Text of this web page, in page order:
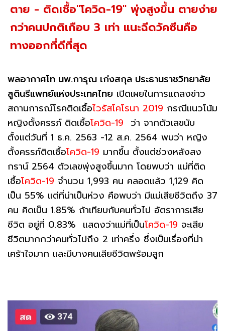
ตาย - ติดเชื้อ"โควิด-19" พุ่งสูงขึ้น ตายง่าย
กว่าคนปกติเกือบ 3 เท่า แนะฉีดวัคซีนคือ
ทางออกที่ดีที่สุด
พลอากาศโท นพ.การุณ เก่งสกุล ประธานราชวิทยาลัย
สูตินรีแพทย์แห่งประเทศไทย เปิดเผยในการแถลงข่าว
สถานการณ์โรคติดเชื้อไวรัสโคโรนา 2019 กรณีแนวโน้ม
หญิงตั้งครรภ์ ติดเชื้อโควิด-19 ว่า จากตัวเลขนับ
ตั้งแต่วันที่ 1 ธ.ค. 2563 -12 ส.ค. 2564 พบว่า หญิง
ตั้งครรภ์ติดเชื้อโควิด-19 มากขึ้น ตั้งแต่ช่วงหลังสง
กราน์ 2564 ตัวเลขพุ่งสูงขึ้นมาก โดยพบว่า แม่ที่ติด
เชื้อโควิด-19 จำนวน 1,993 คน คลอดแล้ว 1,129 คิด
เป็น 55% แต่ที่น่าเป็นห่วง คือพบว่า มีแม่เสียชีวิตถึง 37
คน คิดเป็น 1.85% ถ้าเทียบกับคนทั่วไป อัตราการเสีย
ชีวิต อยู่ที่ 0.83% แสดงว่าแม่ที่เป็นโควิด-19 จะเสีย
ชีวิตมากกว่าคนทั่วไปถึง 2 เท่าครึ่ง ซึ่งเป็นเรื่องที่น่า
เศร้าใจมาก และมีบางคนเสียชีวิตพร้อมลูก